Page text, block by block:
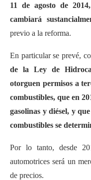
11 de agosto de
cambiará
previo a la reforma.
En particular se prevé,
de la Ley de
otorguen permisos a
combustibles, que en
gasolinas y diésel, y
combustibles se
Por lo tanto, desde
automotrices será un
de precios.